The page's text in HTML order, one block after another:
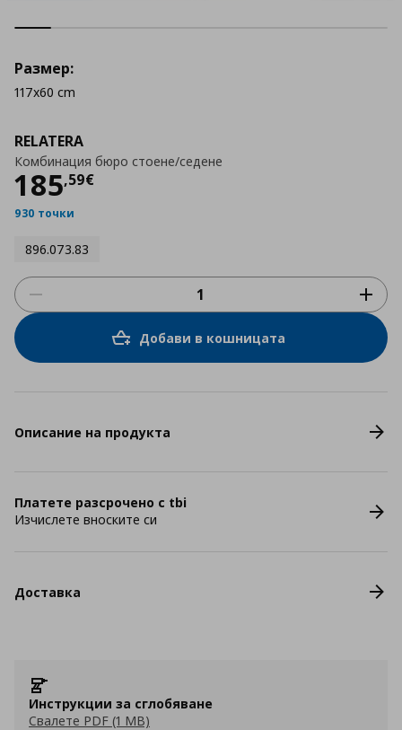
RELATERA
Комбинация бюро стоене/седене
185,59€
Цена
930 точки
896.073.83
Размер:
117x60 cm
Добави в кошницата
Описание на продукта
Платете разсрочено с tbi
Изчислете вноските си
Доставка
Инструкции за сглобяване
Свалете PDF (1 MB)